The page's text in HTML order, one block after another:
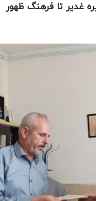
غدیر تا فرهنگ ظهور